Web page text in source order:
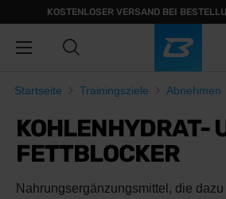
KOSTENLOSER VERSAND BEI
Startseite Trainingsziele Abnehmen
KOHLENHYDRAT-
FETTBLOCKER
Nahrungsergänzungsmittel, die